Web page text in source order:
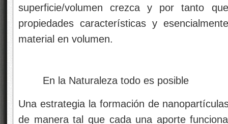
superficie/volumen crezca y por tanto
propiedades características y
material en volumen.
En la Naturaleza todo es posible
Una estrategia la formación de
de manera tal que cada una aporte